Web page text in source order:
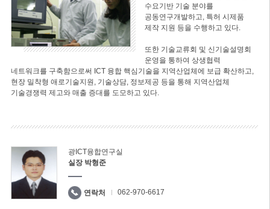
수요기반 기술 분야를
공동연구개발하고, 특허 시제품
제작 지원 등을 수행하고 있다.
또한 기술교류회 및 신기술설명회
운영을 통하여 상생협력
네트워크를 구축함으로써 ICT 융합 핵심기술을 지역산업체에 보급 확산하고,
현장 밀착형 애로기술지원, 기술상담, 정보제공 등을 통해 지역산업체
기술경쟁력 제고와 매출 증대를 도모하고 있다.
광ICT융합연구실
실장 박형준
연락처 062-970-6617